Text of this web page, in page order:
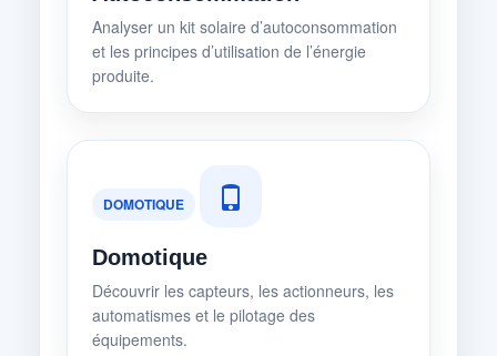
Analyser un kit solaire d’autoconsommation
et les principes d’utilisation de l’énergie
produite.
DOMOTIQUE
Domotique
Découvrir les capteurs, les actionneurs, les
automatismes et le pilotage des
équipements.